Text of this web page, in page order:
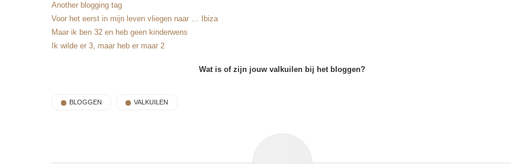
Another blogging tag
Voor het eerst in mijn leven vliegen naar … Ibiza
Maar ik ben 32 en heb geen kinderwens
Ik wilde er 3, maar heb er maar 2
Wat is of zijn jouw valkuilen bij het bloggen?
BLOGGEN VALKUILEN